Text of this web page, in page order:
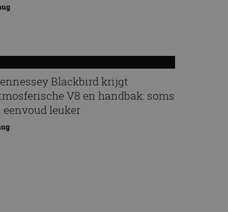
Blackbird krijgt
V8 en handbak: soms
eenvoud leuker